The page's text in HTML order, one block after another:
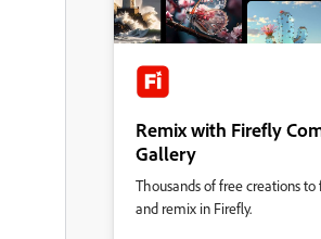
Remix with Firefly
Gallery
Thousands of free creations
and remix in Firefly.